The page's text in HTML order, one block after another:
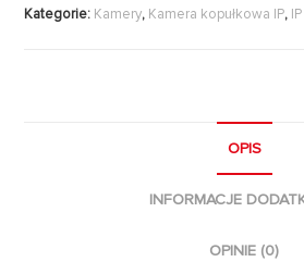
Kategorie: Kamery, Kamera kopułkowa IP, IP
OPIS
INFORMACJE
OPINIE (0)